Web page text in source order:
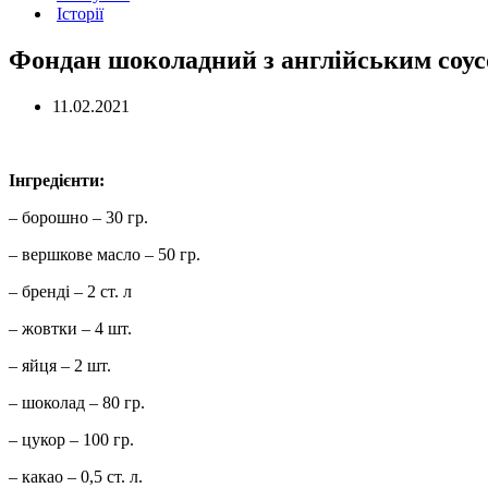
Історії
Фондан шоколадний з англійським
11.02.2021
Інгредієнти:
– борошно – 30 гр.
– вершкове масло – 50 гр.
– бренді – 2 ст. л
– жовтки – 4 шт.
– яйця – 2 шт.
– шоколад – 80 гр.
– цукор – 100 гр.
– какао – 0,5 ст. л.